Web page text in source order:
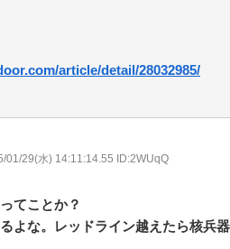
article/detail/28032985/
01/29(水) 14:11:14.55 ID:2WUqQ
てことか？
よな。レッドライン越えたら核兵